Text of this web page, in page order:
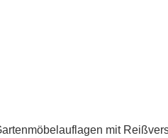
mit